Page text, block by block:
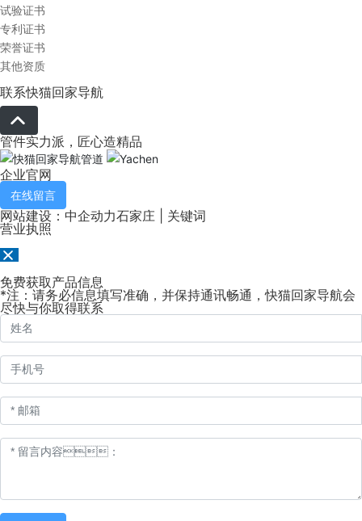
试验证书
专利证书
荣誉证书
其他资质
联系快猫回家导航
管件实力派，匠心造精品
企业官网
在线留言
网站建设：中企动力石家庄 | 关键词
营业执照
免费获取产品信息
*注：请务必信息填写准确，并保持通讯畅通，快猫回家导航会
尽快与你取得联系